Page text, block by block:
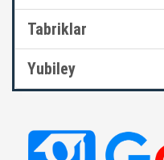
Tabriklar
Yubiley